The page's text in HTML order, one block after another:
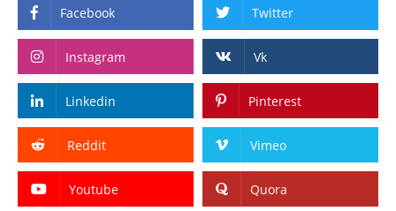
Facebook Twitter
Instagram Vk
Linkedin Pinterest
Reddit Vimeo
Youtube Quora